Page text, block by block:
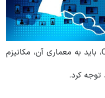
برای درک نحوه عملکرد شبکه OMNI، باید به معماری آن، مکانیزم
کرد.